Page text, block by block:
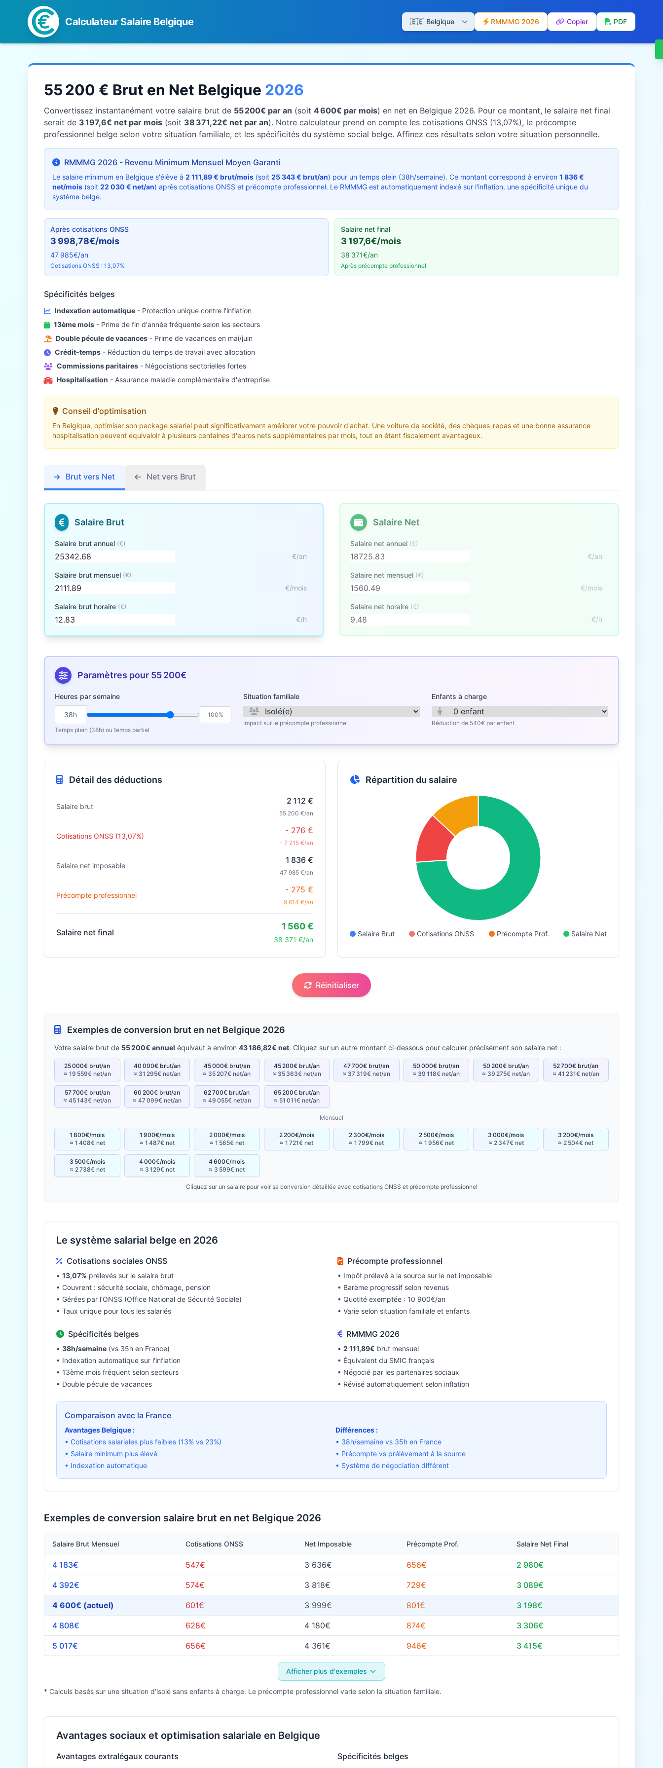
Calculateur Salaire Belgique RMMMG 2026 Copier PDF
55 200 € Brut en Net Belgique 2026
Convertissez instantanément votre salaire brut de 55 200€ par an (soit 4 600€ par mois) en net en Belgique 2026. Pour ce montant, le salaire net final
serait de 3 197,6€ net par mois (soit 38 371,22€ net par an). Notre calculateur prend en compte les cotisations ONSS (13,07%), le précompte
professionnel belge selon votre situation familiale, et les spécificités du système social belge. Affinez ces résultats selon votre situation personnelle.
RMMMG 2026 - Revenu Minimum Mensuel Moyen Garanti
Le salaire minimum en Belgique s'élève à 2 111,89 € brut/mois (soit 25 343 € brut/an) pour un temps plein (38h/semaine). Ce montant correspond à environ 1 836 €
net/mois (soit 22 030 € net/an) après cotisations ONSS et précompte professionnel. Le RMMMG est automatiquement indexé sur l'inflation, une spécificité unique du
système belge.
Après cotisations ONSS
3 998,78€/mois
47 985€/an
Cotisations ONSS : 13,07%
Salaire net final
3 197,6€/mois
38 371€/an
Après précompte professionnel
Spécificités belges
Indexation automatique - Protection unique contre l'inflation
13ème mois - Prime de fin d'année fréquente selon les secteurs
Double pécule de vacances - Prime de vacances en mai/juin
Crédit-temps - Réduction du temps de travail avec allocation
Commissions paritaires - Négociations sectorielles fortes
Hospitalisation - Assurance maladie complémentaire d'entreprise
Conseil d'optimisation
En Belgique, optimiser son package salarial peut significativement améliorer votre pouvoir d'achat. Une voiture de société, des chèques-repas et une bonne assurance
hospitalisation peuvent équivaloir à plusieurs centaines d'euros nets supplémentaires par mois, tout en étant fiscalement avantageux.
Brut vers Net Net vers Brut
Salaire Brut
Salaire brut annuel (€)
€/an
Salaire brut mensuel (€)
€/mois
Salaire brut horaire (€)
€/h
Salaire Net
Salaire net annuel (€)
€/an
Salaire net mensuel (€)
€/mois
Salaire net horaire (€)
€/h
Paramètres pour 55 200€
Heures par semaine
38h 100%
Temps plein (38h) ou temps partiel
Situation familiale
Impact sur le précompte professionnel
Enfants à charge
Réduction de 540€ par enfant
Détail des déductions
Salaire brut
2 112 €
55 200 €/an
Cotisations ONSS (13,07%)
- 276 €
- 7 215 €/an
Salaire net imposable
1 836 €
47 985 €/an
Précompte professionnel
- 275 €
- 9 614 €/an
Salaire net final
1 560 €
38 371 €/an
Répartition du salaire
Salaire Brut Cotisations ONSS Précompte Prof. Salaire Net
Réinitialiser
Exemples de conversion brut en net Belgique 2026
Votre salaire brut de 55 200€ annuel équivaut à environ 43 186,82€ net. Cliquez sur un autre montant ci-dessous pour calculer précisément son salaire net :
25 000€ brut/an
≈ 19 559€ net/an
40 000€ brut/an
≈ 31 295€ net/an
45 000€ brut/an
≈ 35 207€ net/an
45 200€ brut/an
≈ 35 363€ net/an
47 700€ brut/an
≈ 37 319€ net/an
50 000€ brut/an
≈ 39 118€ net/an
50 200€ brut/an
≈ 39 275€ net/an
52 700€ brut/an
≈ 41 231€ net/an
57 700€ brut/an
≈ 45 143€ net/an
60 200€ brut/an
≈ 47 099€ net/an
62 700€ brut/an
≈ 49 055€ net/an
65 200€ brut/an
≈ 51 011€ net/an
Mensuel
1 800€/mois
≈ 1 408€ net
1 900€/mois
≈ 1 487€ net
2 000€/mois
≈ 1 565€ net
2 200€/mois
≈ 1 721€ net
2 300€/mois
≈ 1 799€ net
2 500€/mois
≈ 1 956€ net
3 000€/mois
≈ 2 347€ net
3 200€/mois
≈ 2 504€ net
3 500€/mois
≈ 2 738€ net
4 000€/mois
≈ 3 129€ net
4 600€/mois
≈ 3 599€ net
Cliquez sur un salaire pour voir sa conversion détaillée avec cotisations ONSS et précompte professionnel
Le système salarial belge en 2026
Cotisations sociales ONSS
• 13,07% prélevés sur le salaire brut
• Couvrent : sécurité sociale, chômage, pension
• Gérées par l'ONSS (Office National de Sécurité Sociale)
• Taux unique pour tous les salariés
Précompte professionnel
• Impôt prélevé à la source sur le net imposable
• Barème progressif selon revenus
• Quotité exemptée : 10 900€/an
• Varie selon situation familiale et enfants
Spécificités belges
• 38h/semaine (vs 35h en France)
• Indexation automatique sur l'inflation
• 13ème mois fréquent selon secteurs
• Double pécule de vacances
RMMMG 2026
• 2 111,89€ brut mensuel
• Équivalent du SMIC français
• Négocié par les partenaires sociaux
• Révisé automatiquement selon inflation
Comparaison avec la France
Avantages Belgique :
• Cotisations salariales plus faibles (13% vs 23%)
• Salaire minimum plus élevé
• Indexation automatique
Différences :
• 38h/semaine vs 35h en France
• Précompte vs prélèvement à la source
• Système de négociation différent
Exemples de conversion salaire brut en net Belgique 2026
Salaire Brut Mensuel Cotisations ONSS Net Imposable Précompte Prof. Salaire Net Final
4 183€ 547€ 3 636€ 656€ 2 980€
4 392€ 574€ 3 818€ 729€ 3 089€
4 600€ (actuel) 601€ 3 999€ 801€ 3 198€
4 808€ 628€ 4 180€ 874€ 3 306€
5 017€ 656€ 4 361€ 946€ 3 415€
Afficher plus d'exemples
* Calculs basés sur une situation d'isolé sans enfants à charge. Le précompte professionnel varie selon la situation familiale.
Avantages sociaux et optimisation salariale en Belgique
Avantages extralégaux courants Spécificités belges